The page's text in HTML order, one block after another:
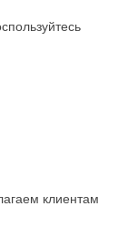
клиентам